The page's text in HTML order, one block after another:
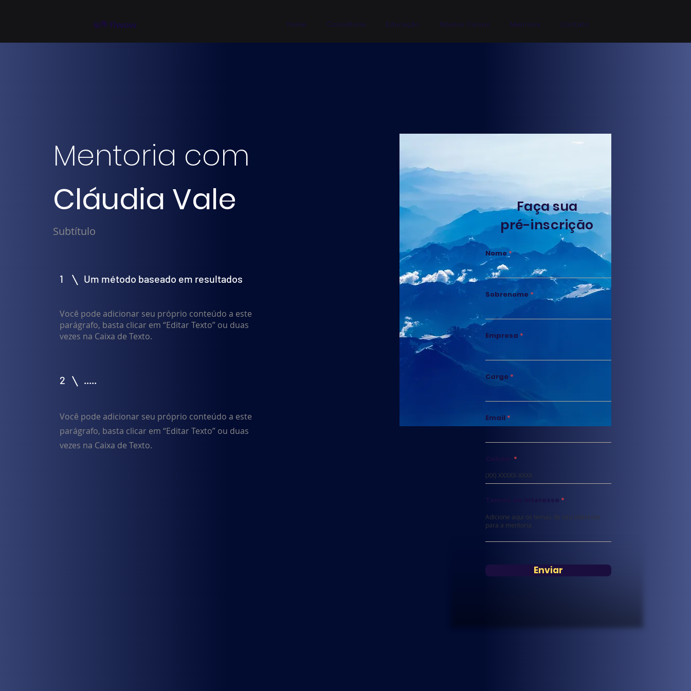
Home Consultoria Educação Nossos Cursos Mentoria Contato
Mentoria com
Cláudia Vale
Subtítulo
1 Um método baseado em resultados
Você pode adicionar seu próprio conteúdo a este
parágrafo, basta clicar em “Editar Texto” ou duas
vezes na Caixa de Texto.
2 .....
Você pode adicionar seu próprio conteúdo a este
parágrafo, basta clicar em “Editar Texto” ou duas
vezes na Caixa de Texto.
Faça sua
pré-inscrição
Nome
Sobrenome
Empresa
Cargo
Email
Temas de Interesse
Enviar